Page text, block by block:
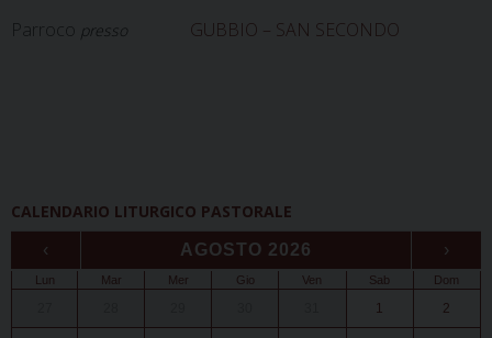
Parroco presso GUBBIO – SAN SECONDO
CALENDARIO LITURGICO PASTORALE
‹ AGOSTO 2026 ›
Lun Mar Mer Gio Ven Sab Dom
1 2